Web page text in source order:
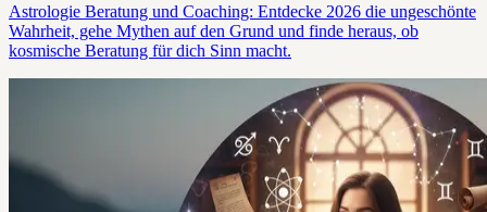
Astrologie Beratung und Coaching: Entdecke 2026 die ungeschönte
Wahrheit, gehe Mythen auf den Grund und finde heraus, ob
kosmische Beratung für dich Sinn macht.